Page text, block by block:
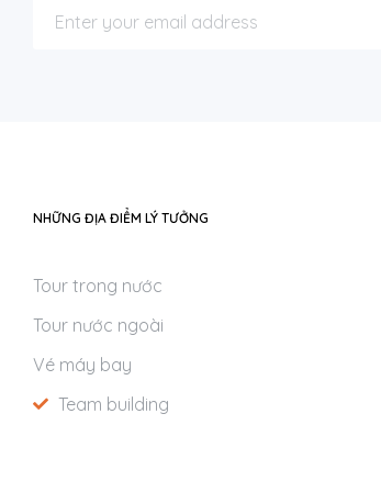
NHỮNG ĐỊA ĐIỂM LÝ TƯỞNG
Tour trong nước
Tour nước ngoài
Vé máy bay
Team building